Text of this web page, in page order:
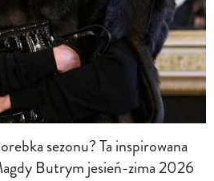
sezonu? Ta inspirowana
Butrym jesień-zima 2026